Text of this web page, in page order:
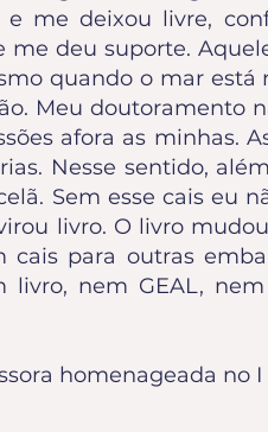
me deixou livre,
deu suporte.
quando o mar está
Meu doutoramento
afora as minhas.
Nesse sentido,
Sem esse cais eu
livro. O livro
para outras
nem GEAL,
homenageada no I